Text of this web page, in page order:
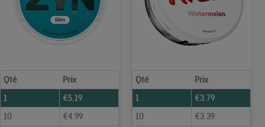
Qté
Prix
1
€5.19
10
€4.99
Qté
Prix
1
€3.79
10
€3.39